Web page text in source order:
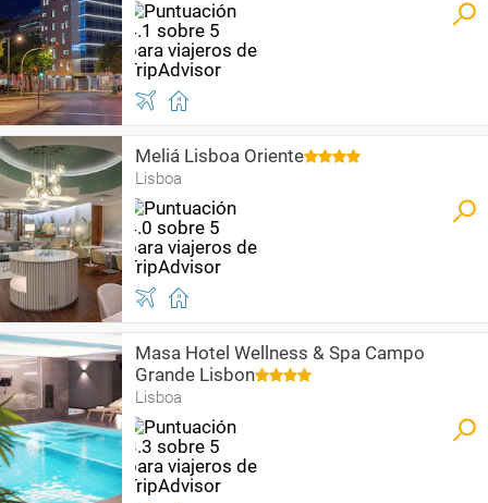
Meliá Lisboa Oriente
Lisboa
Masa Hotel Wellness & Spa Campo
Grande Lisbon
Lisboa